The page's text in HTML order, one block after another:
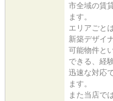
市全域の賃
ます。
エリアごと
新築デザイ
可能物件と
できる、経
迅速な対応
ます。
また当店で